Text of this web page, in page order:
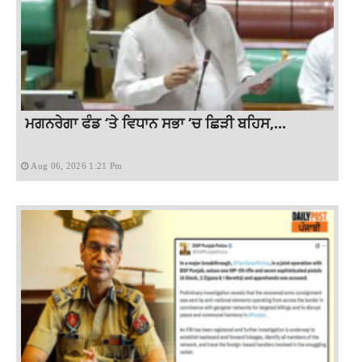
ਮਗਨਰੇਗਾ ਫੰਡ ‘ਤੇ ਵਿਧਾਨ ਸਭਾ ‘ਚ ਛਿੜੀ ਬਹਿਸ,...
Aug 06, 2026 1:21 Pm